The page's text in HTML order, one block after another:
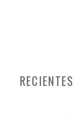
RECIENTES